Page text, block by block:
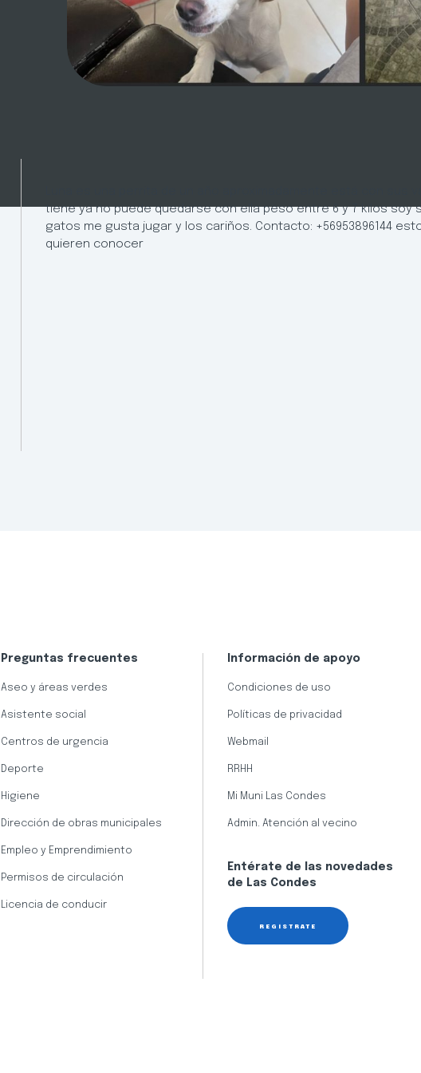
tiene ya no puede quedarse con ella peso entre 6 y 7 kilos soy
gatos me gusta jugar y los cariños. Contacto: +56953896144
quieren conocer
Preguntas frecuentes
Aseo y áreas verdes
Asistente social
Centros de urgencia
Deporte
Higiene
Dirección de obras municipales
Empleo y Emprendimiento
Permisos de circulación
Licencia de conducir
Información de apoyo
Condiciones de uso
Políticas de privacidad
Webmail
RRHH
Mi Muni Las Condes
Admin. Atención al vecino
Entérate de las novedades
de Las Condes
REGÍSTRATE